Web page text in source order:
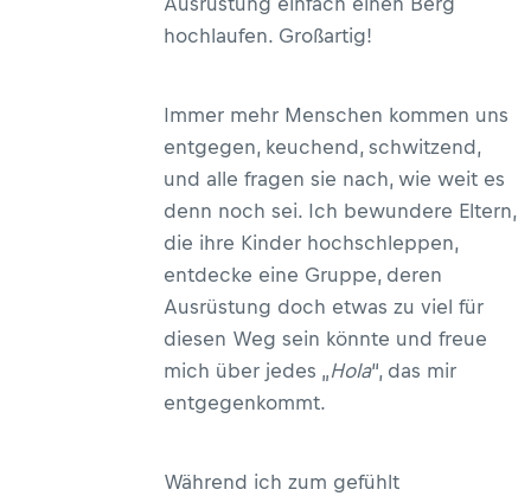
hochlaufen. Großartig!
Immer mehr Menschen kommen uns
entgegen, keuchend, schwitzend,
und alle fragen sie nach, wie weit es
denn noch sei. Ich bewundere Eltern,
die ihre Kinder hochschleppen,
entdecke eine Gruppe, deren
Ausrüstung doch etwas zu viel für
diesen Weg sein könnte und freue
mich über jedes „Hola“, das mir
entgegenkommt.
Während ich zum gefühlt